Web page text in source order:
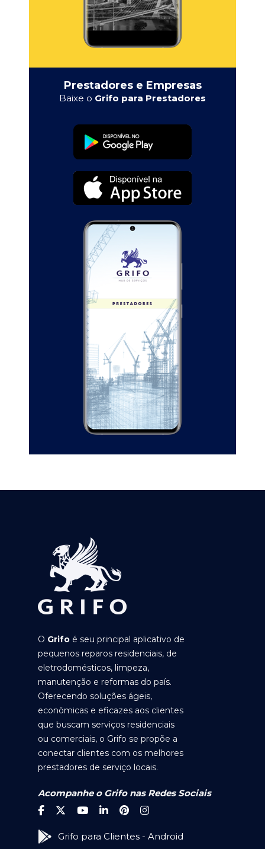
Prestadores e Empresas
Baixe o Grifo para Prestadores
O Grifo é seu principal aplicativo de
pequenos reparos residenciais, de
eletrodomésticos, limpeza,
manutenção e reformas do país.
Oferecendo soluções ágeis,
econômicas e eficazes aos clientes
que buscam serviços residenciais
ou comerciais, o Grifo se propõe a
conectar clientes com os melhores
prestadores de serviço locais.
Acompanhe o Grifo nas Redes Sociais
Grifo para Clientes - Android